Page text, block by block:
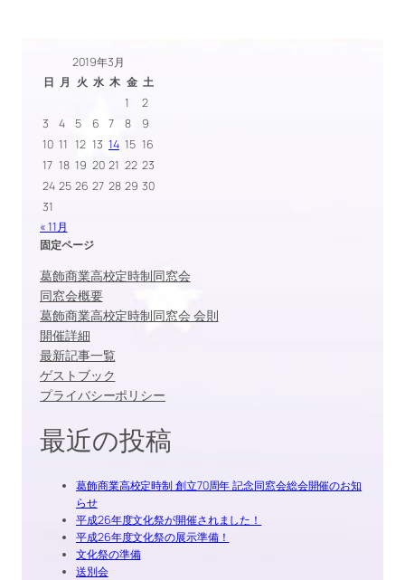
2019年3月
日 月 火 水 木 金 土
1
2
3
4 5 6 7 8
9
10 11 12 13 14 15 16
17 18 19 20 21 22 23
24 25 26 27 28 29 30
31
« 11月
固定ページ
葛飾商業高校定時制同窓会
同窓会概要
葛飾商業高校定時制同窓会 会則
開催詳細
最新記事一覧
ゲストブック
プライバシーポリシー
最近の投稿
葛飾商業高校定時制 創立70周年 記念同窓会総会開催のお知
らせ
平成26年度文化祭が開催されました！
平成26年度文化祭の展示準備！
文化祭の準備
送別会